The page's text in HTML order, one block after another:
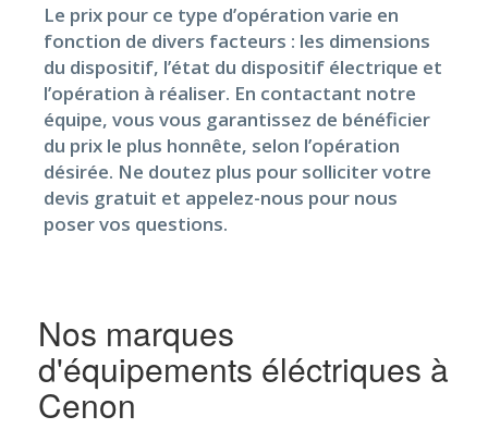
Le prix pour ce type d’opération varie en
fonction de divers facteurs : les dimensions
du dispositif, l’état du dispositif électrique et
l’opération à réaliser. En contactant notre
équipe, vous vous garantissez de bénéficier
du prix le plus honnête, selon l’opération
désirée. Ne doutez plus pour solliciter votre
devis gratuit et appelez-nous pour nous
poser vos questions.
Nos marques
d'équipements éléctriques à
Cenon